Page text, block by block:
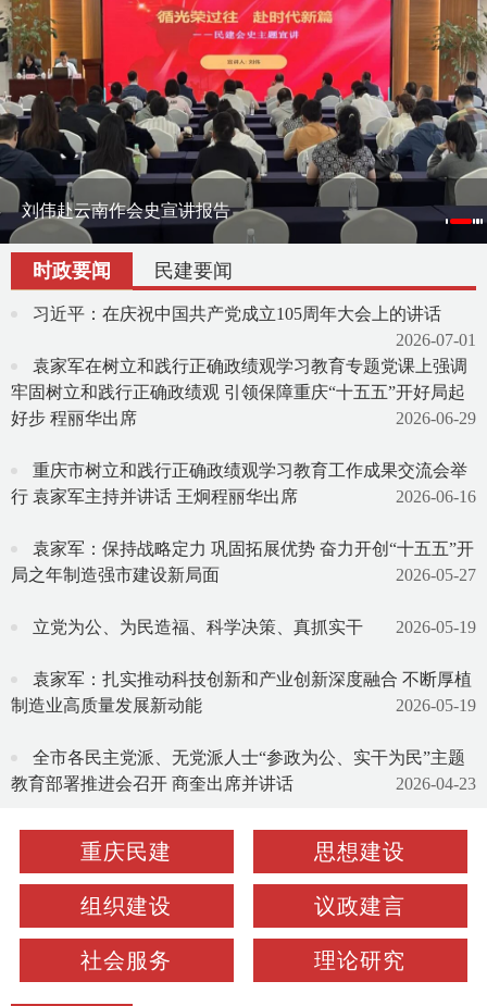
刘伟率课题组赴宁夏调研地方组织会员发展
渝滇民建书画院在昆明举办交流笔会
刘伟赴云南作会史宣讲报告
时政要闻 民建要闻
习近平：在庆祝中国共产党成立105周年大会上的讲话
2026-07-01
袁家军在树立和践行正确政绩观学习教育专题党课上强调
牢固树立和践行正确政绩观 引领保障重庆“十五五”开好局起
好步 程丽华出席
2026-06-29
重庆市树立和践行正确政绩观学习教育工作成果交流会举
行 袁家军主持并讲话 王炯程丽华出席
2026-06-16
袁家军：保持战略定力 巩固拓展优势 奋力开创“十五五”开
局之年制造强市建设新局面
2026-05-27
立党为公、为民造福、科学决策、真抓实干 2026-05-19
袁家军：扎实推动科技创新和产业创新深度融合 不断厚植
制造业高质量发展新动能
2026-05-19
全市各民主党派、无党派人士“参政为公、实干为民”主题
教育部署推进会召开 商奎出席并讲话
2026-04-23
重庆民建 思想建设
组织建设 议政建言
社会服务 理论研究